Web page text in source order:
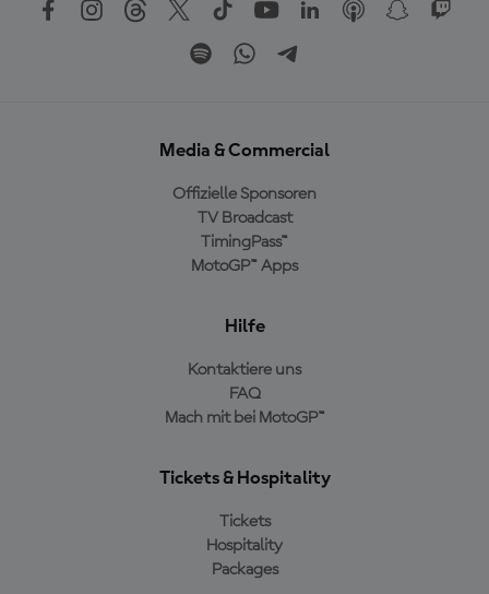
Media & Commercial
Offizielle Sponsoren
TV Broadcast
TimingPass™
MotoGP™ Apps
Hilfe
Kontaktiere uns
FAQ
Mach mit bei MotoGP™
Tickets & Hospitality
Tickets
Hospitality
Packages